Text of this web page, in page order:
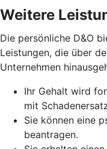
Weitere
Die persönliche D&O
Leistungen, die über
Unternehmen
Ihr Gehalt wird
mit
Sie können eine
beantragen.